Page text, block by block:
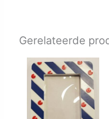
Gerelateerde